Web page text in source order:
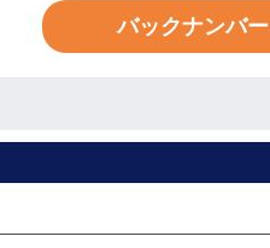
バックナンバー